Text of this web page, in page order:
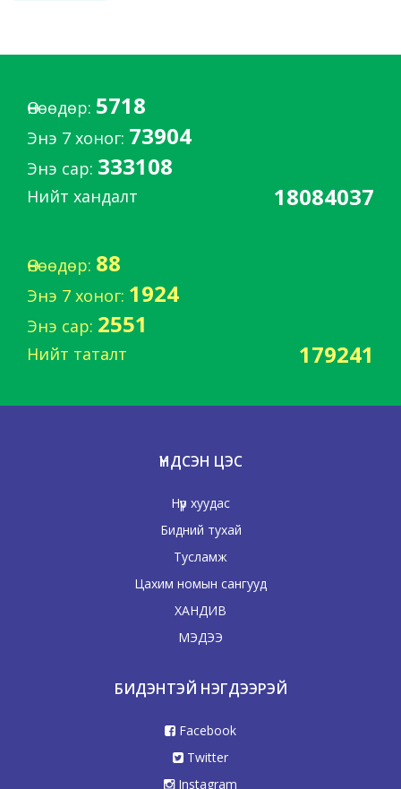
Өнөөдөр: 5718
Энэ 7 хоног: 73904
Энэ сар: 333108
Нийт хандалт 18084037
Өнөөдөр: 88
Энэ 7 хоног: 1924
Энэ сар: 2551
Нийт таталт 179241
ҮНДСЭН ЦЭС
Нүүр хуудас
Бидний тухай
Тусламж
Цахим номын сангууд
ХАНДИВ
МЭДЭЭ
БИДЭНТЭЙ НЭГДЭЭРЭЙ
Facebook
Twitter
Instagram